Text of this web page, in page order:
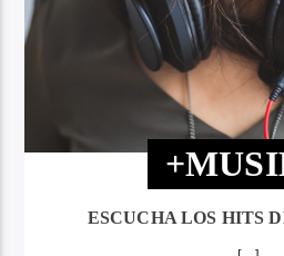
ESCUCHA LOS HITS